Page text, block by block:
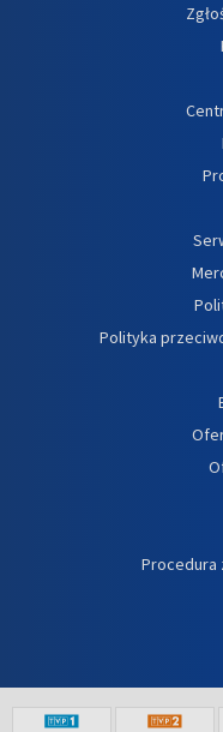
Polityka
Procedura